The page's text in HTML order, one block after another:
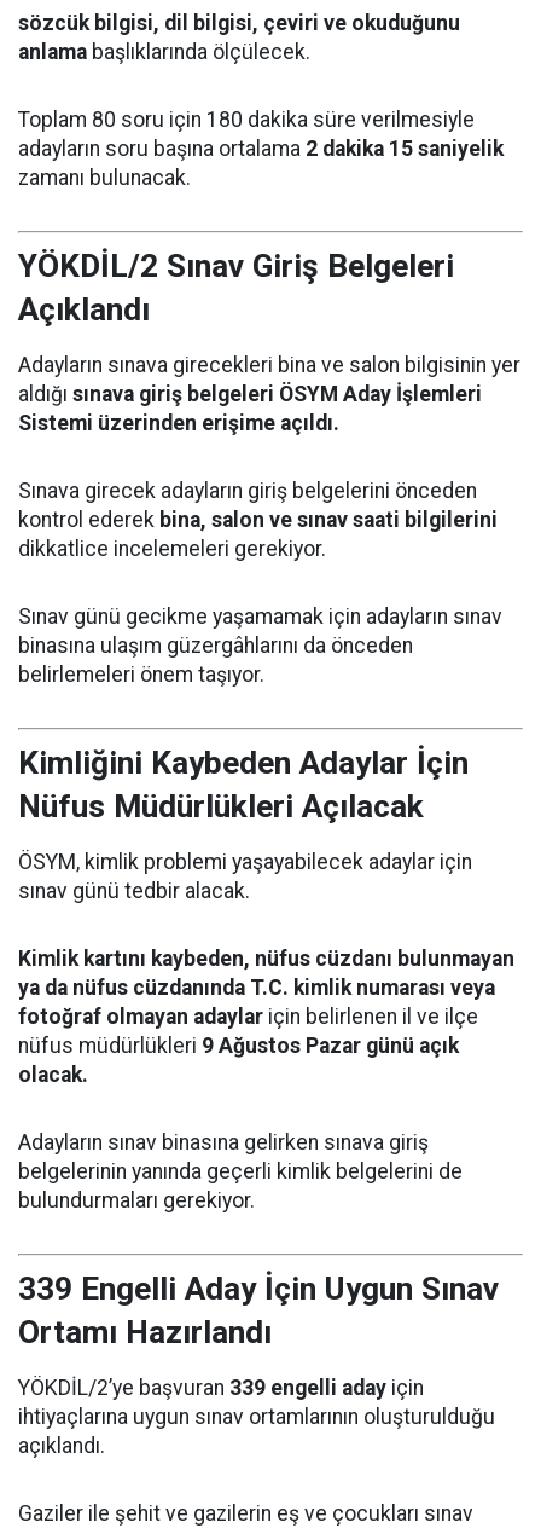
sözcük bilgisi, dil bilgisi, çeviri ve okuduğunu
anlama başlıklarında ölçülecek.
Toplam 80 soru için 180 dakika süre verilmesiyle
adayların soru başına ortalama 2 dakika 15 saniyelik
zamanı bulunacak.
YÖKDİL/2 Sınav Giriş Belgeleri
Açıklandı
Adayların sınava girecekleri bina ve salon bilgisinin yer
aldığı sınava giriş belgeleri ÖSYM Aday İşlemleri
Sistemi üzerinden erişime açıldı.
Sınava girecek adayların giriş belgelerini önceden
kontrol ederek bina, salon ve sınav saati bilgilerini
dikkatlice incelemeleri gerekiyor.
Sınav günü gecikme yaşamamak için adayların sınav
binasına ulaşım güzergâhlarını da önceden
belirlemeleri önem taşıyor.
Kimliğini Kaybeden Adaylar İçin
Nüfus Müdürlükleri Açılacak
ÖSYM, kimlik problemi yaşayabilecek adaylar için
sınav günü tedbir alacak.
Kimlik kartını kaybeden, nüfus cüzdanı bulunmayan
ya da nüfus cüzdanında T.C. kimlik numarası veya
fotoğraf olmayan adaylar için belirlenen il ve ilçe
nüfus müdürlükleri 9 Ağustos Pazar günü açık
olacak.
Adayların sınav binasına gelirken sınava giriş
belgelerinin yanında geçerli kimlik belgelerini de
bulundurmaları gerekiyor.
339 Engelli Aday İçin Uygun Sınav
Ortamı Hazırlandı
YÖKDİL/2’ye başvuran 339 engelli aday için
ihtiyaçlarına uygun sınav ortamlarının oluşturulduğu
açıklandı.
Gaziler ile şehit ve gazilerin eş ve çocukları sınav